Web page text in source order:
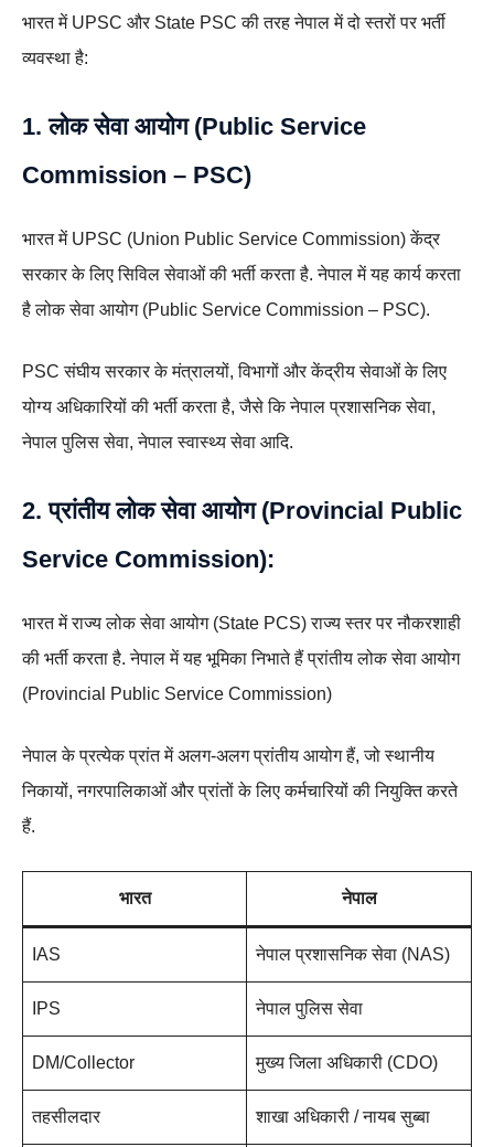
भारत में UPSC और State PSC की तरह नेपाल में दो स्तरों पर भर्ती
व्यवस्था है:
1. लोक सेवा आयोग (Public Service
Commission – PSC)
भारत में UPSC (Union Public Service Commission) केंद्र
सरकार के लिए सिविल सेवाओं की भर्ती करता है. नेपाल में यह कार्य करता
है लोक सेवा आयोग (Public Service Commission – PSC).
PSC संघीय सरकार के मंत्रालयों, विभागों और केंद्रीय सेवाओं के लिए
योग्य अधिकारियों की भर्ती करता है, जैसे कि नेपाल प्रशासनिक सेवा,
नेपाल पुलिस सेवा, नेपाल स्वास्थ्य सेवा आदि.
2. प्रांतीय लोक सेवा आयोग (Provincial Public
Service Commission):
भारत में राज्य लोक सेवा आयोग (State PCS) राज्य स्तर पर नौकरशाही
की भर्ती करता है. नेपाल में यह भूमिका निभाते हैं प्रांतीय लोक सेवा आयोग
(Provincial Public Service Commission)
नेपाल के प्रत्येक प्रांत में अलग-अलग प्रांतीय आयोग हैं, जो स्थानीय
निकायों, नगरपालिकाओं और प्रांतों के लिए कर्मचारियों की नियुक्ति करते
हैं.
भारत नेपाल
IAS नेपाल प्रशासनिक सेवा (NAS)
IPS नेपाल पुलिस सेवा
DM/Collector मुख्य जिला अधिकारी (CDO)
तहसीलदार शाखा अधिकारी / नायब सुब्बा